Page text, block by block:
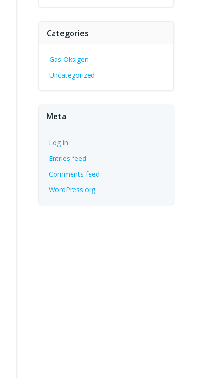
Categories
Gas Oksigen
Uncategorized
Meta
Log in
Entries feed
Comments feed
WordPress.org